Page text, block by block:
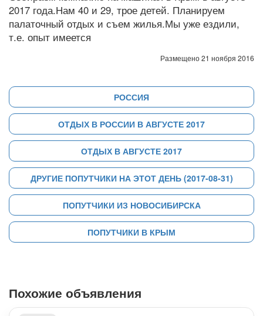
2017 года.Нам 40 и 29, трое детей. Планируем
палаточный отдых и съем жилья.Мы уже ездили,
т.е. опыт имеется
Размещено 21 ноября 2016
РОССИЯ
ОТДЫХ В РОССИИ В АВГУСТЕ 2017
ОТДЫХ В АВГУСТЕ 2017
ДРУГИЕ ПОПУТЧИКИ НА ЭТОТ ДЕНЬ (2017-08-31)
ПОПУТЧИКИ ИЗ НОВОСИБИРСКА
ПОПУТЧИКИ В КРЫМ
Похожие объявления